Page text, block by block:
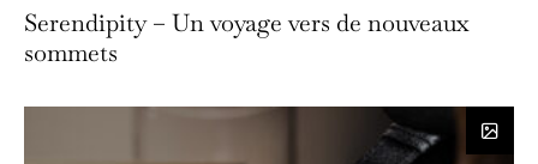
Serendipity – Un voyage vers de nouveaux
sommets